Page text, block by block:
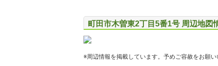
町田市木曽東2丁目5番1号 周辺地図
※周辺情報を掲載しています。予めご容赦をお願い